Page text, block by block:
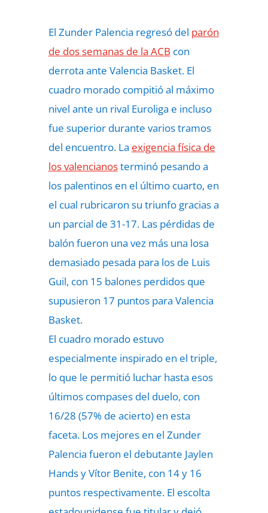
El Zunder Palencia regresó del parón
de dos semanas de la ACB con
derrota ante Valencia Basket. El
cuadro morado compitió al máximo
nivel ante un rival Euroliga e incluso
fue superior durante varios tramos
del encuentro. La exigencia física de
los valencianosterminó pesando a
los palentinos en el último cuarto, en
el cual rubricaron su triunfo gracias a
un parcial de 31-17. Las pérdidas de
balón fueron una vez más una losa
demasiado pesada para los de Luis
Guil, con 15 balones perdidos que
supusieron 17 puntos para Valencia
Basket.
El cuadro morado estuvo
especialmente inspirado en el triple,
lo que le permitió luchar hasta esos
últimos compases del duelo, con
16/28 (57% de acierto) en esta
faceta. Los mejores en el Zunder
Palencia fueron el debutante Jaylen
Hands y Vítor Benite, con 14 y 16
puntos respectivamente. El escolta